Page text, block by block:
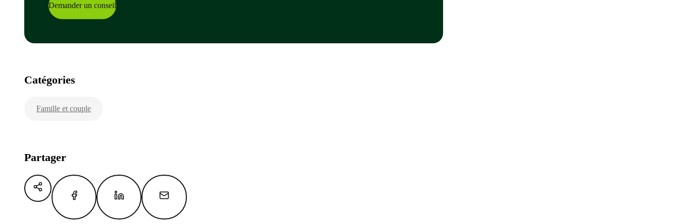
Demander un conseil
Catégories
Famille et couple
Partager